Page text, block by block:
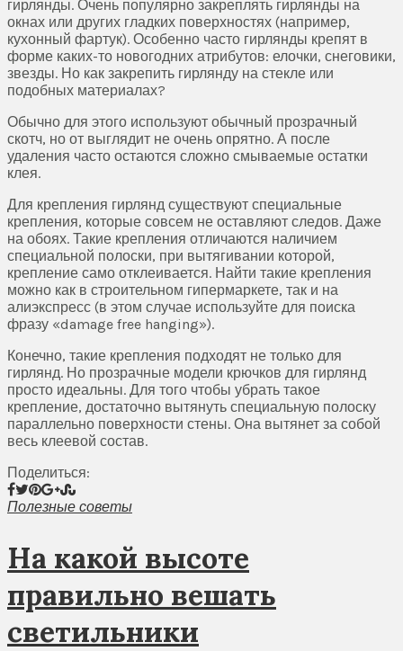
гирлянды. Очень популярно закреплять гирлянды на
окнах или других гладких поверхностях (например,
кухонный фартук). Особенно часто гирлянды крепят в
форме каких-то новогодних атрибутов: елочки, снеговики,
звезды. Но как закрепить гирлянду на стекле или
подобных материалах?
Обычно для этого используют обычный прозрачный
скотч, но от выглядит не очень опрятно. А после
удаления часто остаются сложно смываемые остатки
клея.
Для крепления гирлянд существуют специальные
крепления, которые совсем не оставляют следов. Даже
на обоях. Такие крепления отличаются наличием
специальной полоски, при вытягивании которой,
крепление само отклеивается. Найти такие крепления
можно как в строительном гипермаркете, так и на
алиэкспресс (в этом случае используйте для поиска
фразу «damage free hanging»).
Конечно, такие крепления подходят не только для
гирлянд. Но прозрачные модели крючков для гирлянд
просто идеальны. Для того чтобы убрать такое
крепление, достаточно вытянуть специальную полоску
параллельно поверхности стены. Она вытянет за собой
весь клеевой состав.
Поделиться:
Полезные советы
На какой высоте
правильно вешать
светильники